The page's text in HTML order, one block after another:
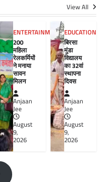
View All
ENTERTAINMENT
200
महिला
रेलकर्मियों
ने मनाया
सावन
मिलन
Anjaan
Jee
August
9,
2026
EDUCATION
बिरसा
मुंडा
विद्यालय
का 32वां
स्थापना
दिवस
Anjaan
Jee
August
9,
2026